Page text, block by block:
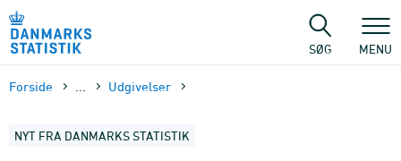
sidens
SØG MENU
Forside Udgivelser
NYT FRA DANMARKS STATISTIK